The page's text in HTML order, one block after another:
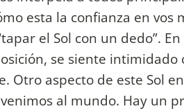
esta la confianza en vos
el Sol con un dedo”.
se siente intimidado
Otro aspecto de este Sol
al mundo. Hay un